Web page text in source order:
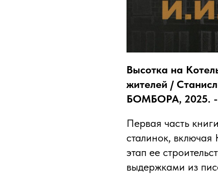
Высотка на
жителей /
БОМБОРА, 2025. -
Первая часть
сталинок,
этап ее
выдержками из